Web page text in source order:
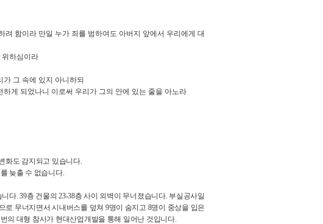
함이라 만일 누가 죄를 범하여도 아버지 앞에서 우리에게 대
위하심이라
그 속에 있지 아니하되
게 되었나니 이로써 우리가 그의 안에 있는 줄을 아노라
화도 감지되고 있습니다.
늦출 수 없습니다.
니다. 39층 건물의23-38층 사이 외벽이 무너졌습니다. 부실공사일
로 무너지면서 시내버스를 덮쳐 9명이 숨지고 8명이 중상을 입은
의 대형 참사가 현대산업개발을 통해 일어난 것입니다.